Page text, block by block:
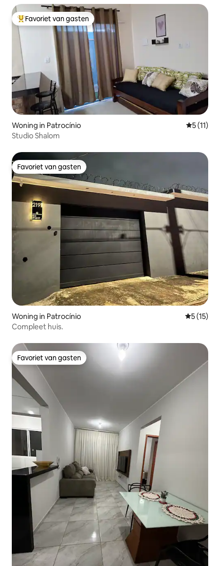
Topfavoriet van gasten
Favoriet van gasten
Woning in Patrocínio
5 (11)
Studio Shalom
Favoriet van gasten
Favoriet van gasten
Woning in Patrocínio
5 (15)
Compleet huis.
Favoriet van gasten
Favoriet van gasten